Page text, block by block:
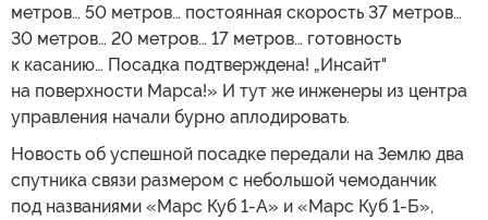
метров… 50 метров… постоянная скорость 37 метров…
30 метров… 20 метров… 17 метров… готовность
к касанию… Посадка подтверждена! „Инсайт"
на поверхности Марса!» И тут же инженеры из центра
управления начали бурно аплодировать.
Новость об успешной посадке передали на Землю два
спутника связи размером с небольшой чемоданчик
под названиями «Марс Куб 1-А» и «Марс Куб 1-Б»,